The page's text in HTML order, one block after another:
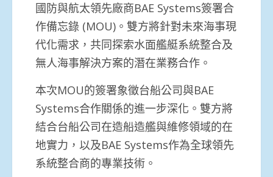
國防與航太領先廠商BAE Systems簽署合
作備忘錄 (MOU)。雙方將針對未來海事現
代化需求，共同探索水面艦艇系統整合及
無人海事解決方案的潛在業務合作。
本次MOU的簽署象徵台船公司與BAE
Systems合作關係的進一步深化。雙方將
結合台船公司在造船造艦與維修領域的在
地實力，以及BAE Systems作為全球領先
系統整合商的專業技術。